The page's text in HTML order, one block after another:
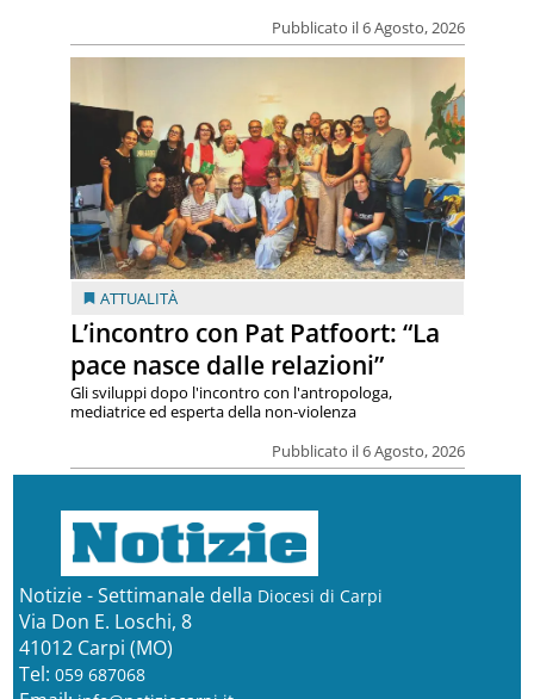
Pubblicato il 6 Agosto, 2026
ATTUALITÀ
L’incontro con Pat Patfoort: “La
pace nasce dalle relazioni”
Pubblicato il 6 Agosto, 2026
Gli sviluppi dopo l'incontro con l'antropologa,
mediatrice ed esperta della non-violenza
Notizie - Settimanale della Diocesi di Carpi
Via Don E. Loschi, 8
41012 Carpi (MO)
Tel: 059 687068